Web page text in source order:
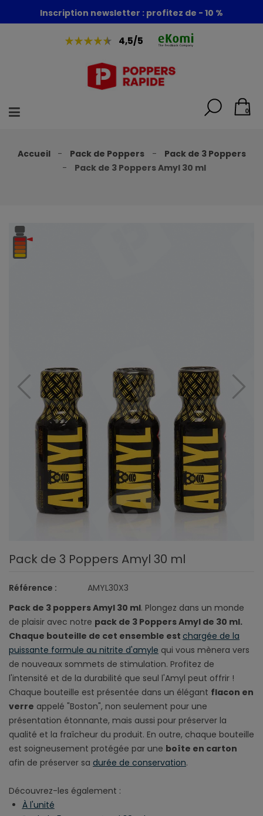
Foire aux poppers : - 30% + 1 poppers offert
Inscription newsletter : profitez de - 10 %
4,5/5
0
Accueil Pack de Poppers
Pack de 3 Poppers
Pack de 3 Poppers Amyl 30 ml
Pack de 3 Poppers Amyl 30 ml
Référence :
AMYL30X3
Pack de 3 poppers Amyl 30 ml. Plongez dans un monde
de plaisir avec notre pack de 3 Poppers Amyl de 30 ml.
Chaque bouteille de cet ensemble est chargée de la
puissante formule au nitrite d'amyle qui vous mènera vers
de nouveaux sommets de stimulation. Profitez de
l'intensité et de la durabilité que seul l'Amyl peut offrir !
Chaque bouteille est présentée dans un élégant flacon en
verre appelé "Boston", non seulement pour une
présentation étonnante, mais aussi pour préserver la
qualité et la fraîcheur du produit. En outre, chaque bouteille
est soigneusement protégée par une boîte en carton
afin de préserver sa durée de conservation.
Découvrez-les également :
À l'unité